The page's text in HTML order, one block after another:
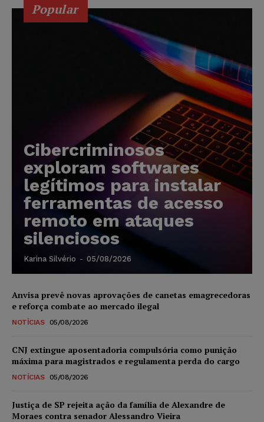
Popular
Cibercriminosos
exploram softwares
legítimos para instalar
ferramentas de acesso
remoto em ataques
silenciosos
Karina Silvério - 05/08/2026
Anvisa prevê novas aprovações de canetas emagrecedoras
e reforça combate ao mercado ilegal
NOTÍCIAS 05/08/2026
CNJ extingue aposentadoria compulsória como punição
máxima para magistrados e regulamenta perda do cargo
NOTÍCIAS 05/08/2026
Justiça de SP rejeita ação da família de Alexandre de
Moraes contra senador Alessandro Vieira